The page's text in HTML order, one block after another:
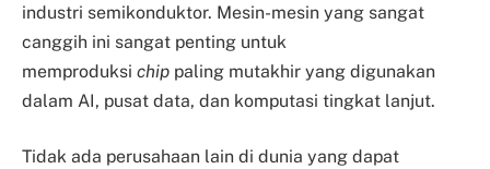
industri semikonduktor. Mesin-mesin yang sangat
canggih ini sangat penting untuk
memproduksi chip paling mutakhir yang digunakan
dalam AI, pusat data, dan komputasi tingkat lanjut.
Tidak ada perusahaan lain di dunia yang dapat